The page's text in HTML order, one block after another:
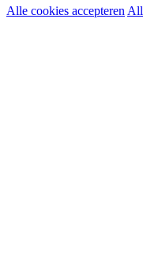
Noodzakelijke
Alle cookies accepteren